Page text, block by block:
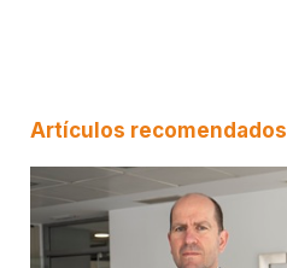
Artículos recomendados